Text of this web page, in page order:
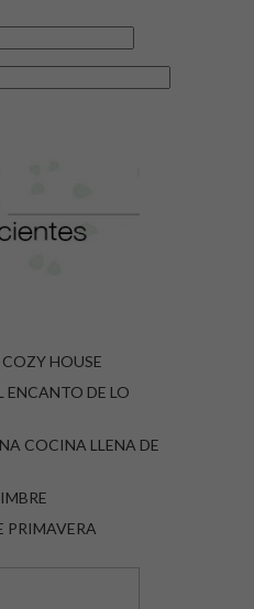
HOUSE
ENCANTO DE LO
COCINA LLENA DE
PRIMAVERA